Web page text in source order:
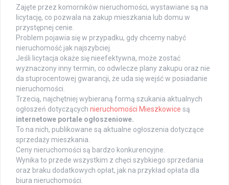
Zajęte przez komorników nieruchomości, wystawiane są na
licytację, co pozwala na zakup mieszkania lub domu w
przystępnej cenie.
Problem pojawia się w przypadku, gdy chcemy nabyć
nieruchomość jak najszybciej.
Jeśli licytacja okaże się nieefektywna, może zostać
wyznaczony inny termin, co odwlecze plany zakupu oraz nie
da stuprocentowej gwarancji, że uda się wejść w posiadanie
nieruchomości.
Trzecią, najchętniej wybieraną formą szukania aktualnych
ogłoszeń dotyczących nieruchomości Mieszkowice są
internetowe portale ogłoszeniowe.
To na nich, publikowane są aktualne ogłoszenia dotyczące
sprzedaży mieszkania.
Ceny nieruchomości są bardzo konkurencyjne.
Wynika to przede wszystkim z chęci szybkiego sprzedania
oraz braku dodatkowych opłat, jak na przykład opłata dla
biura nieruchomości.